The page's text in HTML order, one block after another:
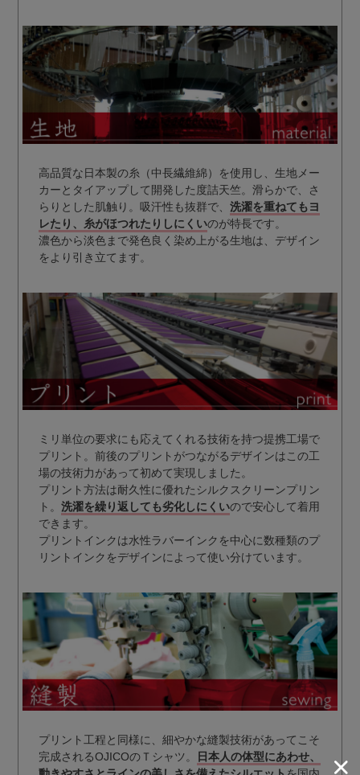
高品質な日本製の糸（中長繊維綿）を使用し、生地メー
カーとタイアップして開発した度詰天竺。滑らかで、さ
らりとした肌触り。吸汗性も抜群で、 洗濯を重ねてもヨ
レたり、糸がほつれたりしにくいのが特長です。
濃色から淡色まで発色良く染め上がる生地は、デザイン
をより引き立てます。
ミリ単位の要求にも応えてくれる技術を持つ提携工場で
プリント。前後のプリントがつながるデザインはこの工
場の技術力があって初めて実現しました。
プリント方法は耐久性に優れたシルクスクリーンプリン
ト。 洗濯を繰り返しても劣化しにくいので安心して着用
できます。
プリントインクは水性ラバーインクを中心に数種類のプ
リントインクをデザインによって使い分けています。
プリント工程と同様に、細やかな縫製技術があってこそ
完成されるOJICOのＴシャツ。
日本人の体型にあわせ、